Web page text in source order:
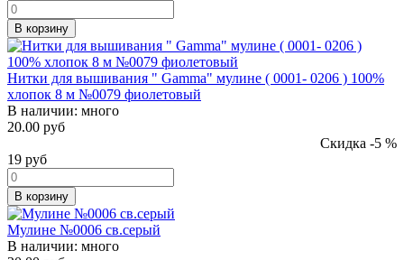
В корзину
Нитки для вышивания " Gamma" мулине ( 0001- 0206 ) 100%
хлопок 8 м №0079 фиолетовый
В наличии: много
20.00 руб
Скидка -5 %
19 руб
В корзину
Мулине №0006 св.серый
В наличии: много